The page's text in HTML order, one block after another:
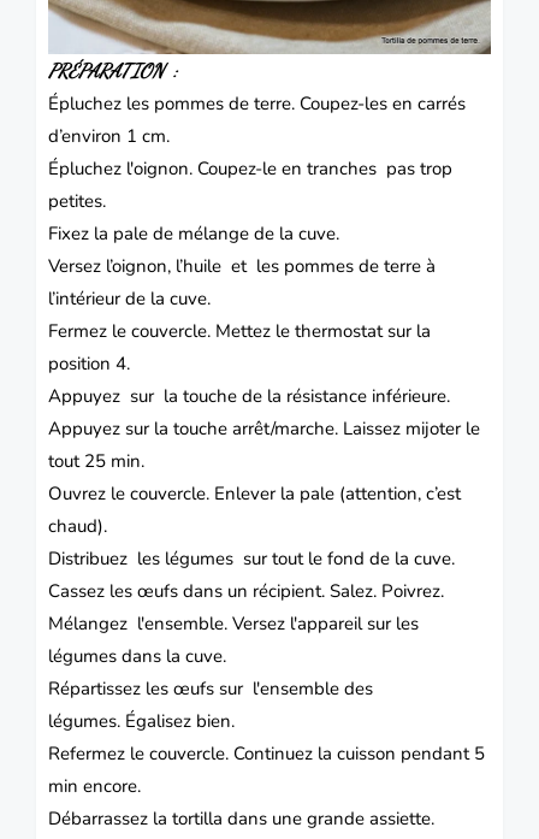
PRÉPARATION :
Épluchez les pommes de terre. Coupez-les en carrés
d’environ 1 cm.
Épluchez l'oignon. Coupez-le en tranches pas trop
petites.
Fixez la pale de mélange de la cuve.
Versez l’oignon, l’huile et les pommes de terre à
l’intérieur de la cuve.
Fermez le couvercle. Mettez le thermostat sur la
position 4.
Appuyez sur la touche de la résistance inférieure.
Appuyez sur la touche arrêt/marche. Laissez mijoter le
tout 25 min.
Ouvrez le couvercle. Enlever la pale (attention, c’est
chaud).
Distribuez les légumes sur tout le fond de la cuve.
Cassez les œufs dans un récipient. Salez. Poivrez.
Mélangez l'ensemble. Versez l'appareil sur les
légumes dans la cuve.
Répartissez les œufs sur l'ensemble des
légumes. Égalisez bien.
Refermez le couvercle. Continuez la cuisson pendant 5
min encore.
Débarrassez la tortilla dans une grande assiette.